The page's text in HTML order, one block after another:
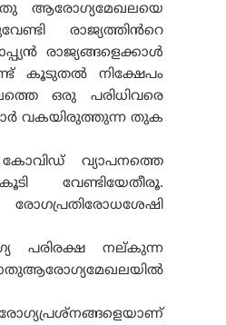
ആരോഗ്യമേഖലയെ
രാജ്യത്തിൻറെ
രാജ്യങ്ങളെക്കാൾ
കൂടുതൽ നിക്ഷേപം
ഒരു പരിധിവരെ
വകയിരുത്തുന്ന തുക
വ്യാപനത്തെ
വേണ്ടിയേതീരൂ.
പരിരക്ഷ നല്കുന്ന